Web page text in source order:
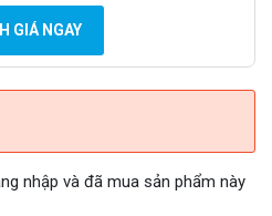
chuyển mạch đạt tốc độ lên
không chặn đạt 160 Gb/s cùng
giúp tốc độ truyền tải dữ
đáng tin cậy.
GIÁ NGAY
nhập và đã mua sản phẩm này